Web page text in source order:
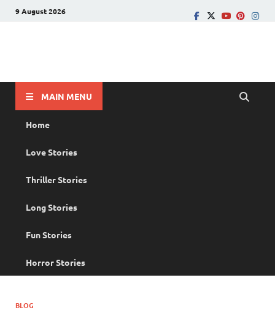
9 August 2026
MAIN MENU
Home
Love Stories
Thriller Stories
Long Stories
Fun Stories
Horror Stories
BLOG